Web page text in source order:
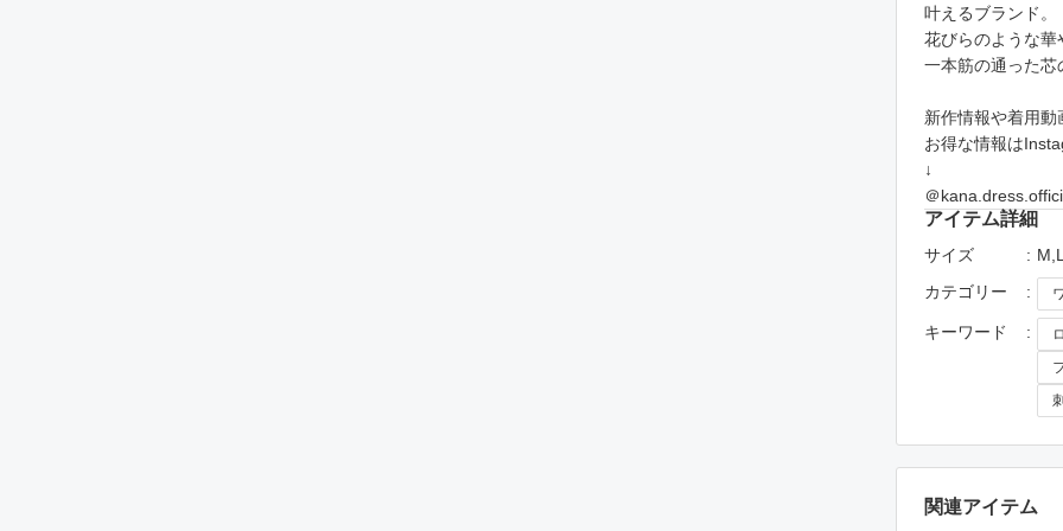
叶えるブランド。
花びらのような華
一本筋の通った芯
新作情報や着用動
お得な情報は
↓
＠
アイテム詳細
サイズ
カテゴリー
キーワード
関連アイテム